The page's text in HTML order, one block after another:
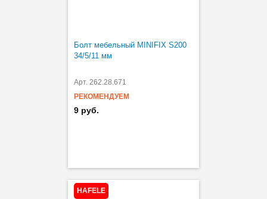
Болт мебельный MINIFIX S200
34/5/11 мм
Арт. 262.28.671
РЕКОМЕНДУЕМ
9 руб.
HAFELE